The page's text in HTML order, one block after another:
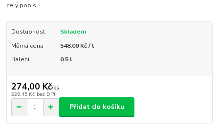
celý popis
Dostupnost
Skladem
Měrná cena
548,00 Kč / l
Balení
0.5 l
274,00 Kč/ks
226,45 Kč bez DPH
Přidat do košíku